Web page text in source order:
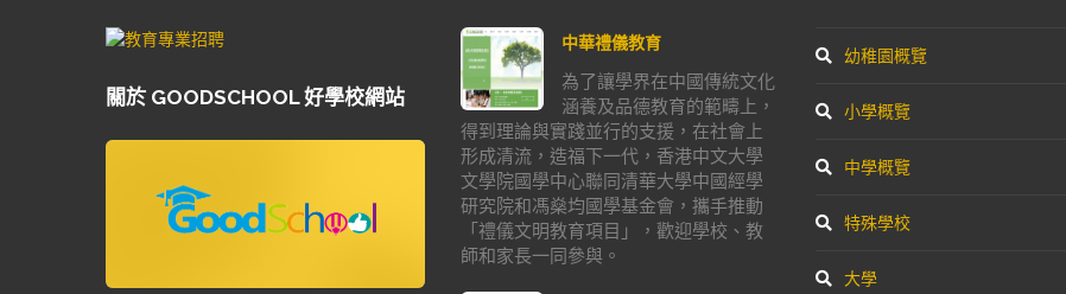
關於 GOODSCHOOL 好學校網站
中華禮儀教育
為了讓學界在中國傳統文化
涵養及品德教育的範疇上，
得到理論與實踐並行的支援，在社會上
形成清流，造福下一代，香港中文大學
文學院國學中心聯同清華大學中國經學
研究院和馮燊均國學基金會，攜手推動
「禮儀文明教育項目」，歡迎學校、教
師和家長一同參與。
幼稚園概覽
小學概覽
中學概覽
特殊學校
大學